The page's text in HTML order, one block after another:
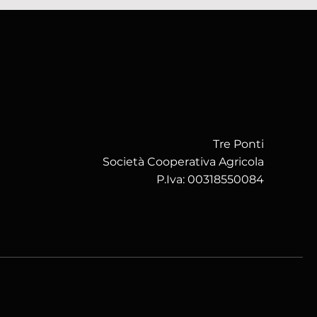
Tre Ponti
Società Cooperativa Agricola
P.Iva: 00318550084